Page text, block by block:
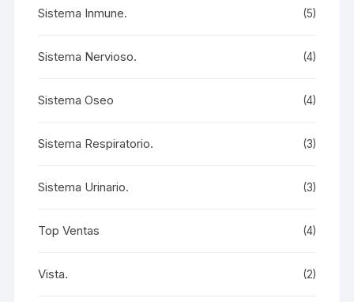
Sistema Inmune. (5)
Sistema Nervioso. (4)
Sistema Oseo (4)
Sistema Respiratorio. (3)
Sistema Urinario. (3)
Top Ventas (4)
Vista. (2)